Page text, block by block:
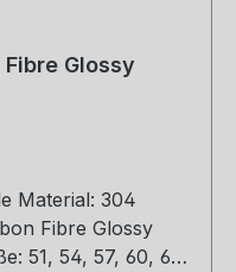
Glossy
Material: 304
Fibre Glossy
51, 54, 57, 60, 63,